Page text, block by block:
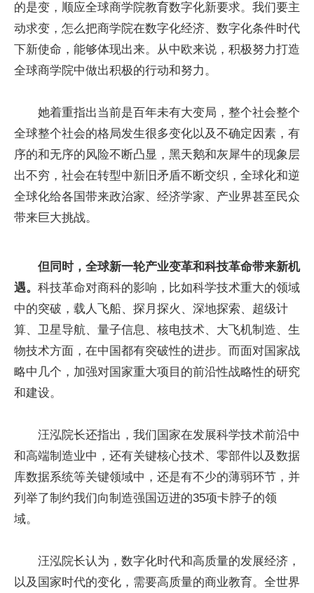
的是变，顺应全球商学院教育数字化新要求。我们要主
动求变，怎么把商学院在数字化经济、数字化条件时代
下新使命，能够体现出来。从中欧来说，积极努力打造
全球商学院中做出积极的行动和努力。
她着重指出当前是百年未有大变局，整个社会整个
全球整个社会的格局发生很多变化以及不确定因素，有
序的和无序的风险不断凸显，黑天鹅和灰犀牛的现象层
出不穷，社会在转型中新旧矛盾不断交织，全球化和逆
全球化给各国带来政治家、经济学家、产业界甚至民众
带来巨大挑战。
但同时，全球新一轮产业变革和科技革命带来新机
遇。 科技革命对商科的影响，比如科学技术重大的领域
中的突破，载人飞船、探月探火、深地探索、超级计
算、卫星导航、量子信息、核电技术、大飞机制造、生
物技术方面，在中国都有突破性的进步。而面对国家战
略中几个，加强对国家重大项目的前沿性战略性的研究
和建设。
汪泓院长还指出，我们国家在发展科学技术前沿中
和高端制造业中，还有关键核心技术、零部件以及数据
库数据系统等关键领域中，还是有不少的薄弱环节，并
列举了制约我们向制造强国迈进的35项卡脖子的领
域。
汪泓院长认为，数字化时代和高质量的发展经济，
以及国家时代的变化，需要高质量的商业教育。全世界